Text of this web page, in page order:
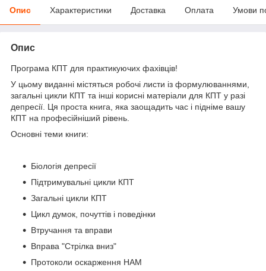
Опис Характеристики Доставка Оплата Умови
Опис
Програма КПТ для практикуючих фахівців!
У цьому виданні містяться робочі листи із формулюваннями,
загальні цикли КПТ та інші корисні матеріали для КПТ у разі
депресії. Ця проста книга, яка заощадить час і підніме вашу
КПТ на професійніший рівень.
Основні теми книги:
Біологія депресії
Підтримувальні цикли КПТ
Загальні цикли КПТ
Цикл думок, почуттів і поведінки
Втручання та вправи
Вправа "Стрілка вниз"
Протоколи оскарження НАМ